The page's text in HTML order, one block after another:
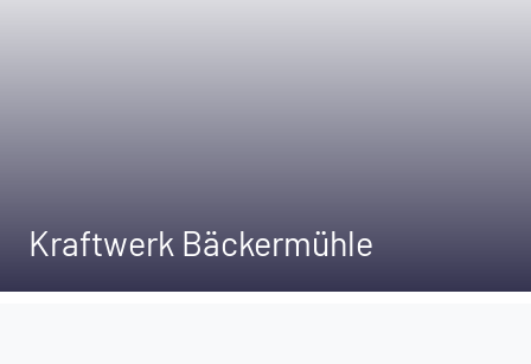
Kraftwerk Bäckermühle